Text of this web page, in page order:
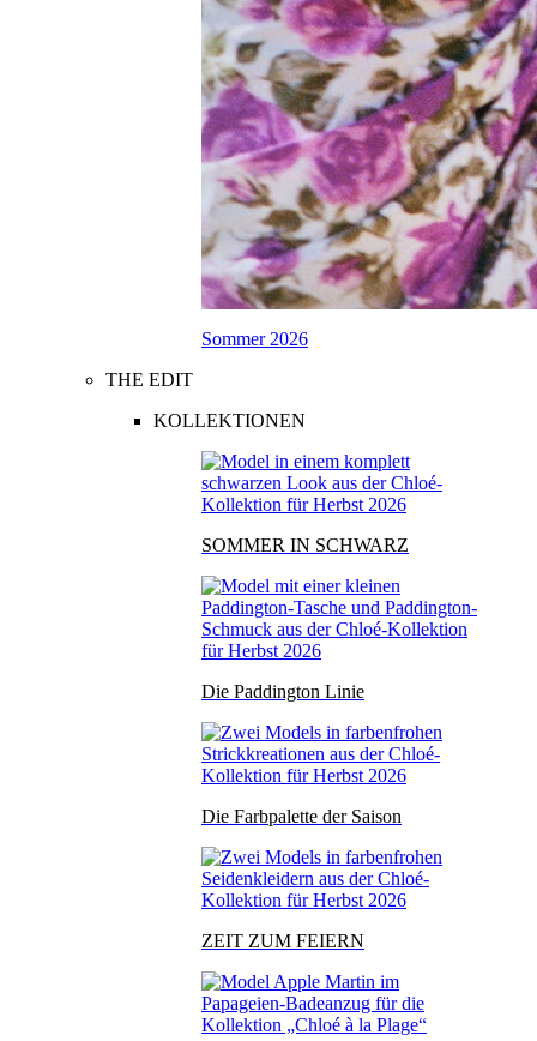
Sommer 2026
THE EDIT
KOLLEKTIONEN
SOMMER IN SCHWARZ
Die Paddington Linie
Die Farbpalette der Saison
ZEIT ZUM FEIERN